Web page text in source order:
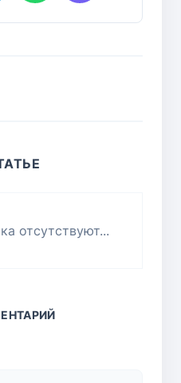
отсутствуют...